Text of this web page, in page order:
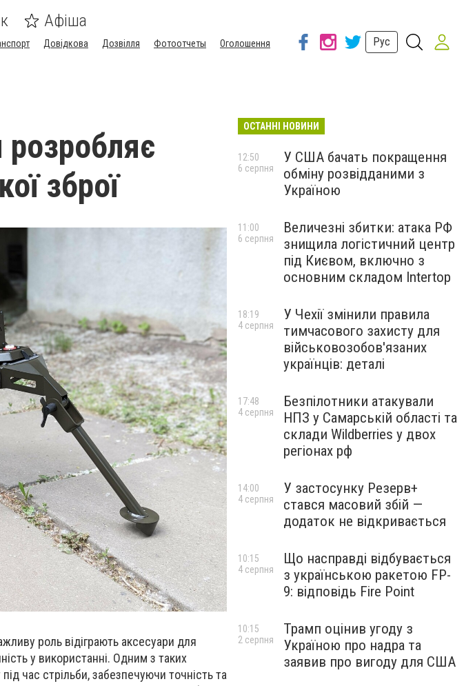
Афіша
Довідкова Дозвілля Фотоотчеты
Оголошення
Рус
розробляє
зброї
роль відіграють аксесуари для
у використанні. Одним з таких
час стрільби, забезпечуючи точність та
ОСТАННІ НОВИНИ
У США бачать покращення
обміну розвідданими з
Україною
12:50
6 серпня
Величезні збитки: атака РФ
знищила логістичний центр
під Києвом, включно з
основним складом Intertop
11:00
6 серпня
У Чехії змінили правила
тимчасового захисту для
військовозобов'язаних
українців: деталі
18:19
4 серпня
Безпілотники атакували
НПЗ у Самарській області та
склади Wildberries у двох
регіонах рф
17:48
4 серпня
У застосунку Резерв+
стався масовий збій —
додаток не відкривається
14:00
4 серпня
Що насправді відбувається
з українською ракетою FP-
9: відповідь Fire Point
10:15
4 серпня
Трамп оцінив угоду з
Україною про надра та
заявив про вигоду для США
10:15
2 серпня